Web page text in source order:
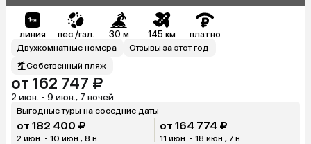
линия пес./гал. 30 м 145 км платно
Двухкомнатные номера
Отзывы за этот год
Собственный пляж
от 162 747 ₽
2 июн. - 9 июн., 7 ночей
Выгодные туры на соседние даты
от 182 400 ₽
2 июн. - 10 июн., 8 н.
от 164 774 ₽
11 июн. - 18 июн., 7 н.